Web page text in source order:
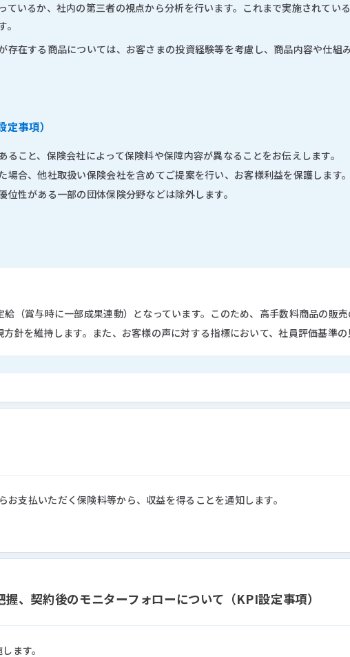
いるか、社内の第三者の視点から分析を行います。これまで実施されてい
在する商品については、お客さまの投資経験等を考慮し、商品内容や仕組
事項）
こと、保険会社によって保険料や保障内容が異なることをお伝えします。
合、他社取扱い保険会社を含めてご提案を行い、お客様利益を保護します。
性がある一部の団体保険分野などは除外します。
（賞与時に一部成果連動）となっています。このため、高手数料商品の販
針を維持します。また、お客様の声に対する指標において、社員評価基準の
支払いただく保険料等から、収益を得ることを通知します。
、契約後のモニターフォローについて（KPI設定事項）
ます。